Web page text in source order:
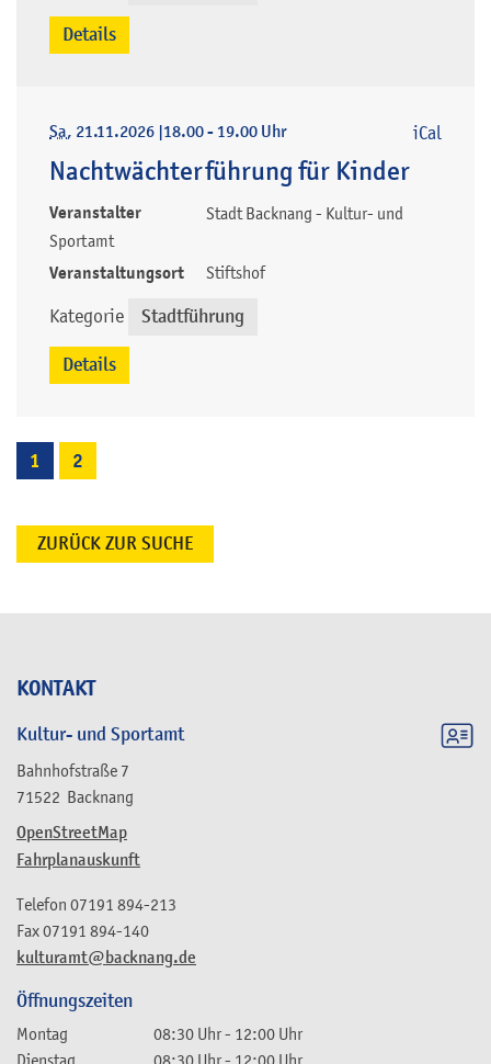
KONTAKT
Kultur- und Sportamt
Bahnhofstraße 7
71522 Backnang
OpenStreetMap
Fahrplanauskunft
kulturamt@backnang.de
Telefon 07191 894-213
Fax07191 894-140
Öffnungszeiten
Montag 08:30 Uhr- 12:00 Uhr
Dienstag
08:30 Uhr- 12:00 Uhr
Details
Sa, 21.11.2026 |18.00 - 19.00 Uhr
Nachtwächterführung für Kinder
Veranstalter
Stadt Backnang - Kultur- und
Sportamt
Veranstaltungsort Stiftshof
Kategorie Stadtführung
iCal
Details
1 2
ZURÜCK ZUR SUCHE